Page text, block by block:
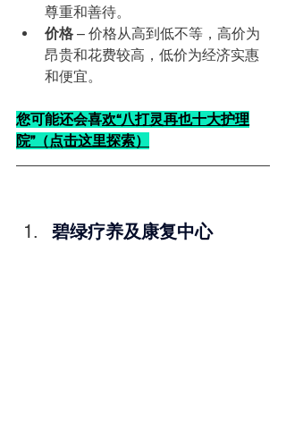
尊重和善待。
价格 – 价格从高到低不等，高价为
昂贵和花费较高，低价为经济实惠
和便宜。
您可能还会喜欢“八打灵再也十大护理
院”（点击这里探索）
碧绿疗养及康复中心